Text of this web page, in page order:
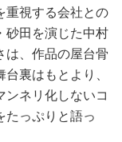
重視する会社との
砂田を演じた中村
は、作品の屋台骨
裏はもとより、
ンネリ化しないコ
たっぷりと語っ